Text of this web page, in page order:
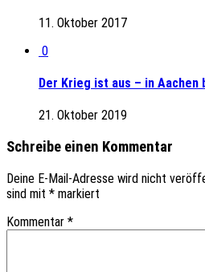
11. Oktober 2017
0
Der Krieg ist aus – in Aachen
21. Oktober 2019
Schreibe einen Kommentar
Deine E-Mail-Adresse wird nicht
sind mit * markiert
Kommentar *